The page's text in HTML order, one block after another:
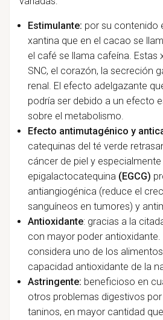
Estimulante: por su contenido
xantina que en el cacao se
el café se llama cafeína. Estas
SNC, el corazón, la secreción
renal. El efecto adelgazante
podría ser debido a un efecto
sobre el metabolismo.
Efecto antimutagénico y
catequinas del té verde
cáncer de piel y especialmente
epigalactocatequina (EGCG)
antiangiogénica (reduce el
sanguíneos en tumores) y
Antioxidante: gracias a la
con mayor poder antioxidante.
considera uno de los
capacidad antioxidante de la
Astringente: beneficioso en
otros problemas digestivos
taninos, en mayor cantidad